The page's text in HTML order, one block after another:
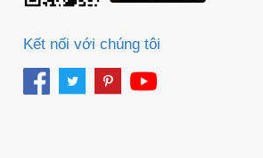
Kết nối với chúng tôi